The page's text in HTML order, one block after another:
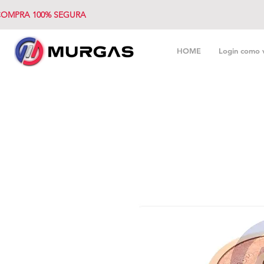
100% SEGURA
HOME Login como